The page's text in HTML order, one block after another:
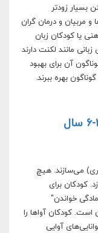
بسیار زودتر
مربیان و درمان گران
یا کودکان زبان
مانند لکنت دارند
آن برای بهبود
بهره ببرند.
می‌سازند. هیچ
کودکان برای
خواندن"
است. کودکان آواها را
آوایی